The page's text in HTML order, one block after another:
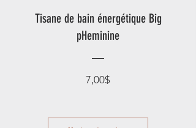
Tisane de bain énergétique Big
pHeminine
7,00$